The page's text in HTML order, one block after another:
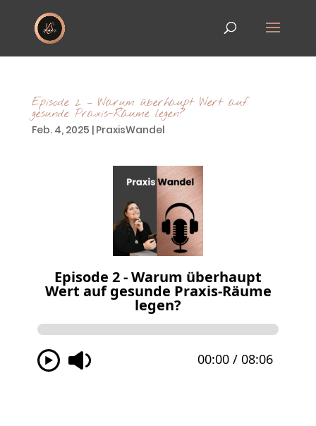
Episode 2 – Warum überhaupt Wert auf
gesunde Praxis-Räume legen?
Feb. 4, 2025 | PraxisWandel